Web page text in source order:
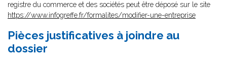
registre du commerce et des sociétés peut être déposé sur le site
https://www.infogreffe.fr/formalites/modifier-une-entreprise
Pièces justificatives à joindre au
dossier